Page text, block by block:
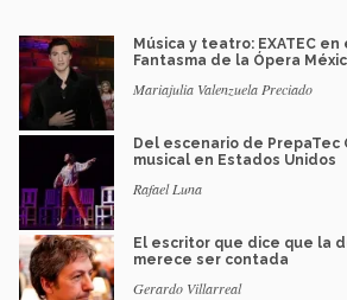
Música y teatro: EXATEC
Fantasma de la Ópera
Mariajulia Valenzuela Preciado
Del escenario de
musical en Estados Unidos
Rafael Luna
El escritor que dice que la
merece ser contada
Gerardo Villarreal